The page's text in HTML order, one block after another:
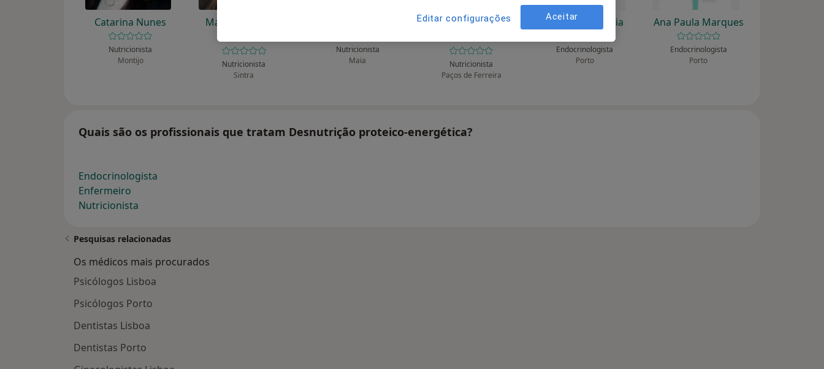
Catarina Nunes
Nutricionista
Montijo
Marta Alexandra
Nutricionista
Sintra
Nutricionista
Maia
Miguel Coelho da
Nutricionista
Paços de Ferreira
A Baldaque Faria
Endocrinologista
Porto
Ana Paula Marques
Endocrinologista
Porto
Quais são os profissionais que tratam Desnutrição proteico-energética?
Endocrinologista
Enfermeiro
Nutricionista
Pesquisas relacionadas
Os médicos mais procurados
Psicólogos Lisboa
Psicólogos Porto
Dentistas Lisboa
Dentistas Porto
Editar configurações Aceitar